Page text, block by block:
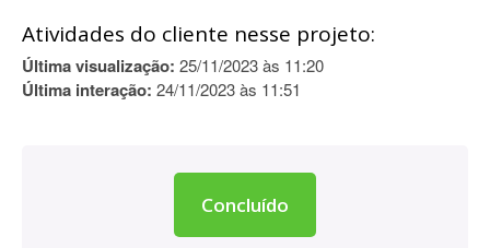
Atividades do cliente nesse projeto:
Última visualização: 25/11/2023 às 11:20
Última interação: 24/11/2023 às 11:51
Concluído